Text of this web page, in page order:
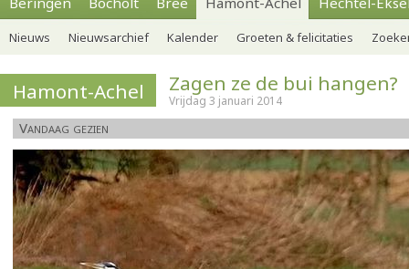
Nieuws Nieuwsarchief Kalender Groeten & felicitaties
Hamont-Achel Zagen ze de bui hangen?
Vrijdag 3 januari 2014
Vandaag gezien